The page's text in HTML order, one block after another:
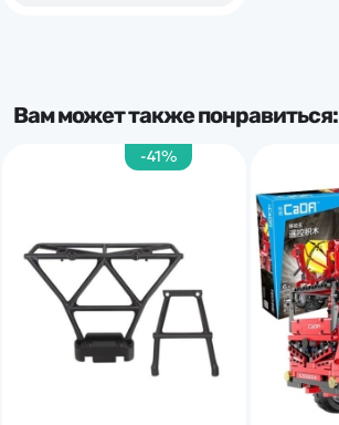
Вам может также понравиться:
-41%